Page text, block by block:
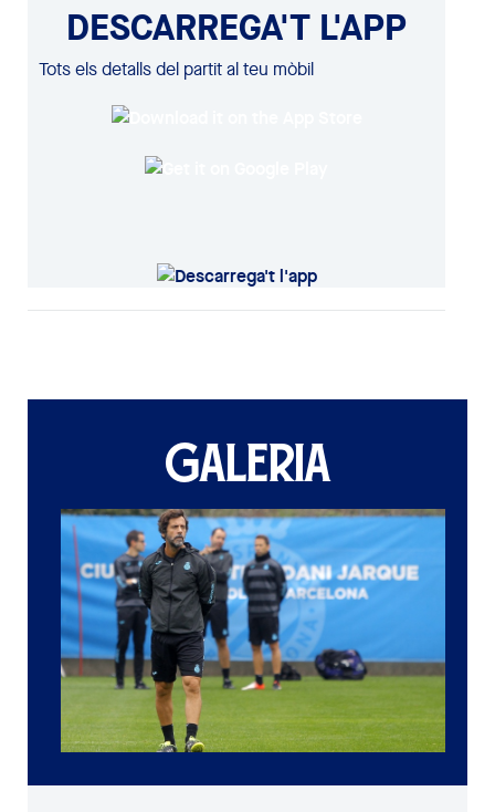
DESCARREGA'T L'APP
Tots els detalls del partit al teu mòbil
GALERIA